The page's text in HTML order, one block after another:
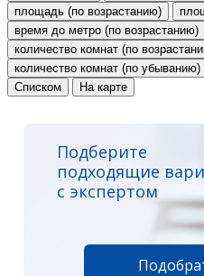
площадь (по возрастанию)
время до метро (по возрастанию)
количество комнат (по
количество комнат (по убыванию)
Списком
На карте
Подберите
подходящие
с экспертом